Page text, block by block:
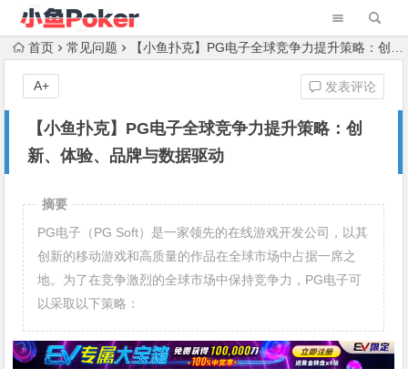
首页 常见问题 【小鱼扑克】PG电子全球竞争力提升策略：创新、体验、品牌与数据驱动
【小鱼扑克】PG电子全球竞争力提升策略：创
新、体验、品牌与数据驱动
发表评论
A+
摘要
PG电子（PG Soft）是一家领先的在线游戏开发公司，以其
创新的移动游戏和高质量的作品在全球市场中占据一席之
地。为了在竞争激烈的全球市场中保持竞争力，PG电子可
以采取以下策略：